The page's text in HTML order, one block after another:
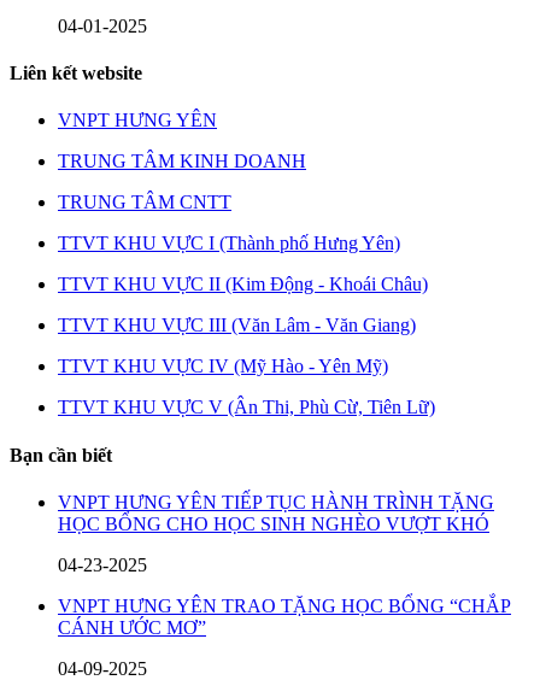
04-01-2025
Liên kết website
VNPT HƯNG YÊN
TRUNG TÂM KINH DOANH
TRUNG TÂM CNTT
TTVT KHU VỰC I (Thành phố Hưng Yên)
TTVT KHU VỰC II (Kim Động - Khoái Châu)
TTVT KHU VỰC III (Văn Lâm - Văn Giang)
TTVT KHU VỰC IV (Mỹ Hào - Yên Mỹ)
TTVT KHU VỰC V (Ân Thi, Phù Cừ, Tiên Lữ)
Bạn cần biết
VNPT HƯNG YÊN TIẾP TỤC HÀNH TRÌNH TẶNG
HỌC BỔNG CHO HỌC SINH NGHÈO VƯỢT KHÓ
04-23-2025
VNPT HƯNG YÊN TRAO TẶNG HỌC BỔNG “CHẮP
CÁNH ƯỚC MƠ”
04-09-2025